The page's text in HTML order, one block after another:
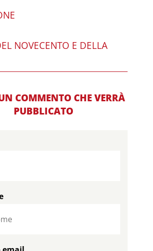
NOVECENTO E DELLA
COMMENTO CHE VERRÀ
PUBBLICATO